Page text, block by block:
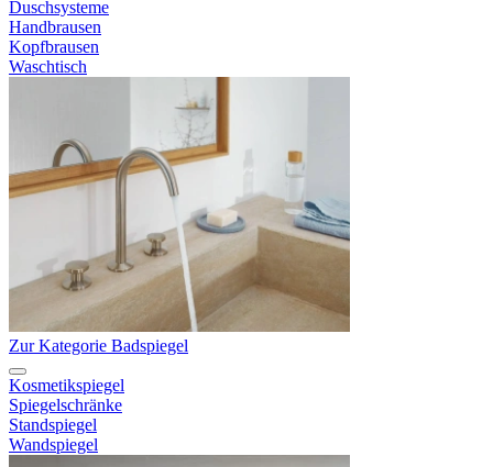
Duschsysteme
Handbrausen
Kopfbrausen
Waschtisch
Zur Kategorie Badspiegel
Kosmetikspiegel
Spiegelschränke
Standspiegel
Wandspiegel